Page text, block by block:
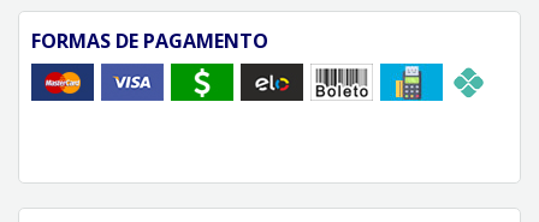
FORMAS DE PAGAMENTO